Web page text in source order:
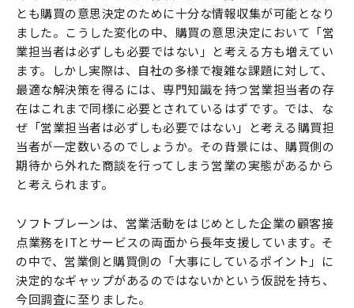
とも購買の意思決定のために十分な情報収集が可能となり
ました。こうした変化の中、購買の意思決定において「営
業担当者は必ずしも必要ではない」と考える方も増えてい
ます。しかし実際は、自社の多様で複雑な課題に対して、
最適な解決策を得るには、専門知識を持つ営業担当者の存
在はこれまで同様に必要とされているはずです。では、な
ぜ「営業担当者は必ずしも必要ではない」と考える購買担
当者が一定数いるのでしょうか。その背景には、購買側の
期待から外れた商談を行ってしまう営業の実態があるから
と考えられます。
ソフトブレーンは、営業活動をはじめとした企業の顧客接
点業務をITとサービスの両面から長年支援しています。そ
の中で、営業側と購買側の「大事にしているポイント」に
決定的なギャップがあるのではないかという仮説を持ち、
今回調査に至りました。